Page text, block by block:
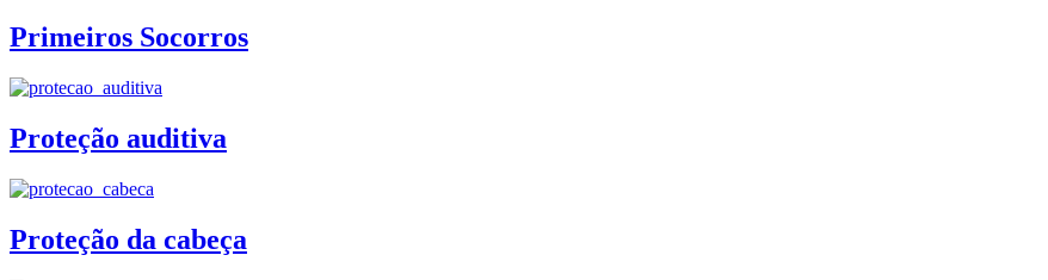
Primeiros Socorros
Proteção auditiva
Proteção da cabeça